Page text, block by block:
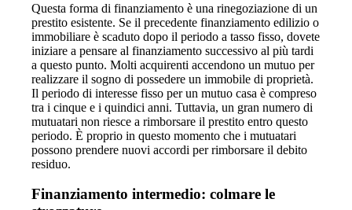
Questa forma di finanziamento è una rinegoziazione di un
prestito esistente. Se il precedente finanziamento edilizio o
immobiliare è scaduto dopo il periodo a tasso fisso, dovete
iniziare a pensare al finanziamento successivo al più tardi
a questo punto. Molti acquirenti accendono un mutuo per
realizzare il sogno di possedere un immobile di proprietà.
Il periodo di interesse fisso per un mutuo casa è compreso
tra i cinque e i quindici anni. Tuttavia, un gran numero di
mutuatari non riesce a rimborsare il prestito entro questo
periodo. È proprio in questo momento che i mutuatari
possono prendere nuovi accordi per rimborsare il debito
residuo.
Finanziamento intermedio: colmare le